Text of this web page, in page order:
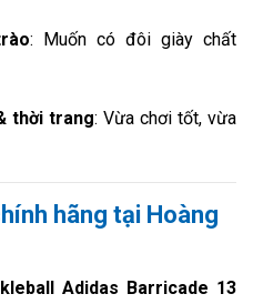
: Muốn có đôi giày chất
thời trang: Vừa chơi tốt, vừa
hãng tại Hoàng
Adidas Barricade 13